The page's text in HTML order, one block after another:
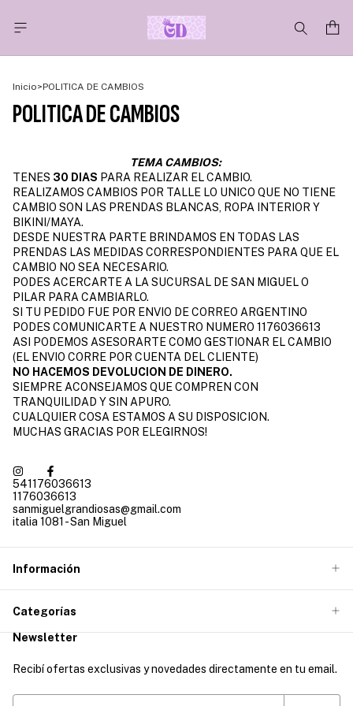
Inicio>POLITICA DE CAMBIOS
POLITICA DE CAMBIOS
TEMA CAMBIOS:
TENES 30 DIAS PARA REALIZAR EL CAMBIO.
REALIZAMOS CAMBIOS POR TALLE LO UNICO QUE NO TIENE
CAMBIO SON LAS PRENDAS BLANCAS, ROPA INTERIOR Y
BIKINI/MAYA.
DESDE NUESTRA PARTE BRINDAMOS EN TODAS LAS
PRENDAS LAS MEDIDAS CORRESPONDIENTES PARA QUE EL
CAMBIO NO SEA NECESARIO.
PODES ACERCARTE A LA SUCURSAL DE SAN MIGUEL O
PILAR PARA CAMBIARLO.
SI TU PEDIDO FUE POR ENVIO DE CORREO ARGENTINO
PODES COMUNICARTE A NUESTRO NUMERO 1176036613
ASI PODEMOS ASESORARTE COMO GESTIONAR EL CAMBIO
(EL ENVIO CORRE POR CUENTA DEL CLIENTE)
NO HACEMOS DEVOLUCION DE DINERO.
SIEMPRE ACONSEJAMOS QUE COMPREN CON
TRANQUILIDAD Y SIN APURO.
CUALQUIER COSA ESTAMOS A SU DISPOSICION.
MUCHAS GRACIAS POR ELEGIRNOS!
541176036613
1176036613
sanmiguelgrandiosas@gmail.com
italia 1081 - San Miguel
Información
Categorías
Newsletter
Recibí ofertas exclusivas y novedades directamente en tu email.